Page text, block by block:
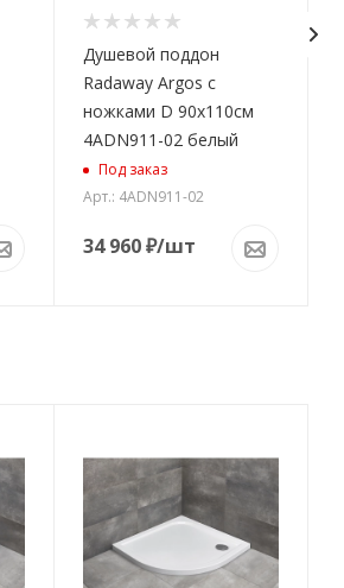
Душевой поддон
Radaway Argos с
ножками D 90х110см
4ADN911-02 белый
Под заказ
Арт.: 4ADN911-02
34 960₽/шт